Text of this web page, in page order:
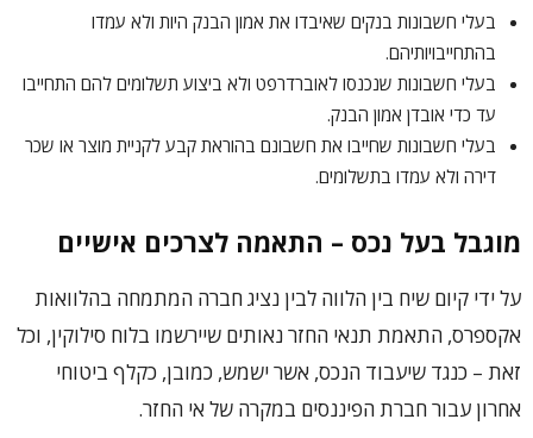
בעלי חשבונות בנקים שאיבדו את אמון הבנק היות ולא עמדו
בהתחייבויותיהם.
בעלי חשבונות שנכנסו לאוברדרפט ולא ביצוע תשלומים להם התחייבו
עד כדי אובדן אמון הבנק.
בעלי חשבונות שחייבו את חשבונם בהוראת קבע לקניית מוצר או שכר
דירה ולא עמדו בתשלומים.
מוגבל בעל נכס – התאמה לצרכים אישיים
על ידי קיום שיח בין הלווה לבין נציג חברה המתמחה בהלוואות
אקספרס, התאמת תנאי החזר נאותים שיירשמו בלוח סילוקין, וכל
זאת – כנגד שיעבוד הנכס, אשר ישמש, כמובן, כקלף ביטוחי
אחרון עבור חברת הפיננסים במקרה של אי החזר.